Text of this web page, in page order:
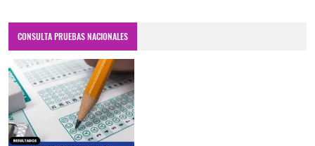
CONSULTA PRUEBAS NACIONALES